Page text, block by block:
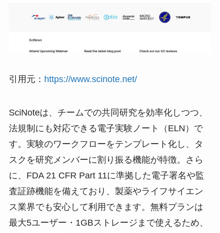
引用元： https://www.scinote.net/
SciNoteは、チームでの共同研究を効率化しつつ、
法規制にも対応できる電子実験ノート（ELN）で
す。実験のワークフローをテンプレート化し、タ
スクを研究メンバーに割り振る機能が特徴。さら
に、FDA 21 CFR Part 11に準拠した電子署名や監
査証跡機能を備えており、製薬やライフサイエン
ス業界でも安心して利用できます。無料プランは
最大5ユーザー・1GBストレージまで使えるため、